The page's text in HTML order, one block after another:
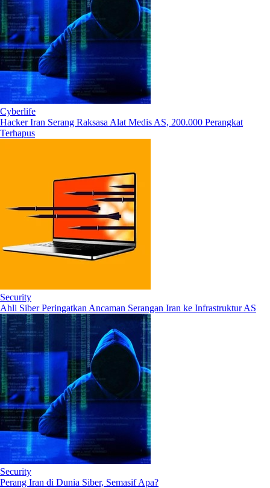
Cyberlife
Hacker Iran Serang Raksasa Alat Medis AS, 200.000 Perangkat
Terhapus
Security
Ahli Siber Peringatkan Ancaman Serangan Iran ke Infrastruktur AS
Security
Perang Iran di Dunia Siber, Semasif Apa?